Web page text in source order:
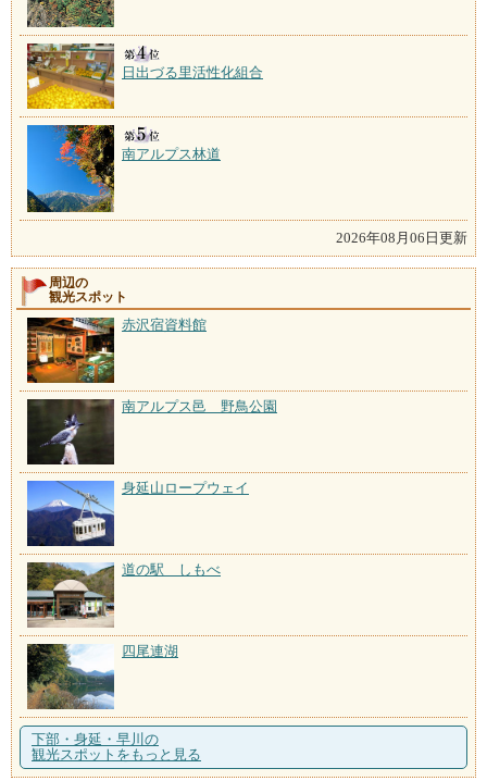
日出づる里活性化組合
南アルプス林道
2026年08月06日更新
周辺の
観光スポット
赤沢宿資料館
南アルプス邑 野鳥公園
身延山ロープウェイ
道の駅 しもべ
四尾連湖
下部・身延・早川の
観光スポットをもっと見る